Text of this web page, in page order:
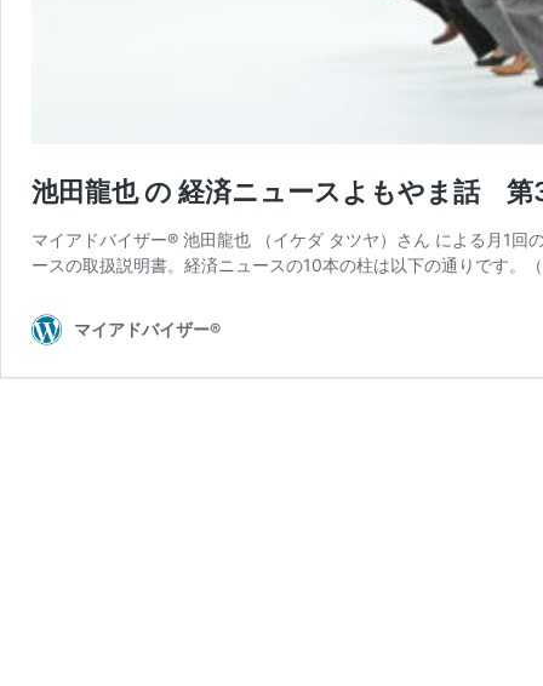
池田龍也 の 経済ニュースよもやま話
マイアドバイザー® 池田龍也 （イケダ タツヤ）さん による月1
ースの取扱説明書。経済ニュースの10本の柱は以下の通りです。
マイアドバイザー®